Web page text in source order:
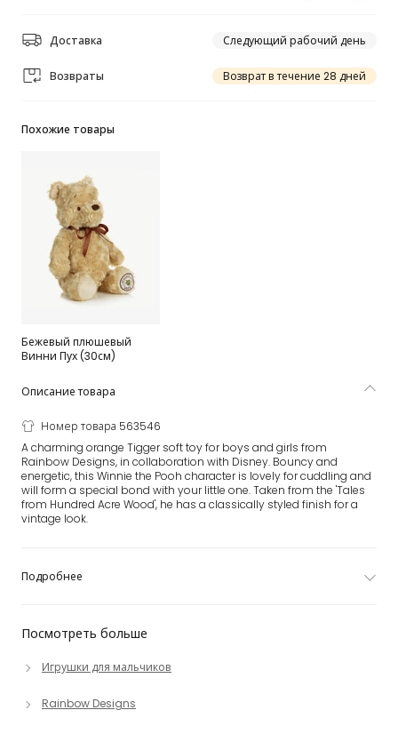
Доставка Следующий рабочий день
Возвраты Возврат в течение 28 дней
Похожие товары
Бежевый плюшевый
Винни Пух (30см)
Посмотреть больше
Игрушки для мальчиков
Rainbow Designs
Описание товара
Номер товара 563546
A charming orange Tigger soft toy for boys and girls from
Rainbow Designs, in collaboration with Disney. Bouncy and
energetic, this Winnie the Pooh character is lovely for cuddling and
will form a special bond with your little one. Taken from the 'Tales
from Hundred Acre Wood', he has a classically styled finish for a
vintage look.
Подробнее